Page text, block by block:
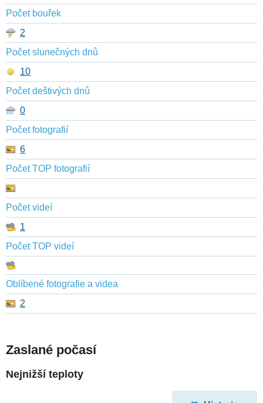
Počet bouřek
2
Počet slunečných dnů
10
Počet deštivých dnů
0
Počet fotografií
6
Počet TOP fotografií
Počet videí
1
Počet TOP videí
Oblíbené fotografie a videa
2
Zaslané počasí
Nejnižší teploty